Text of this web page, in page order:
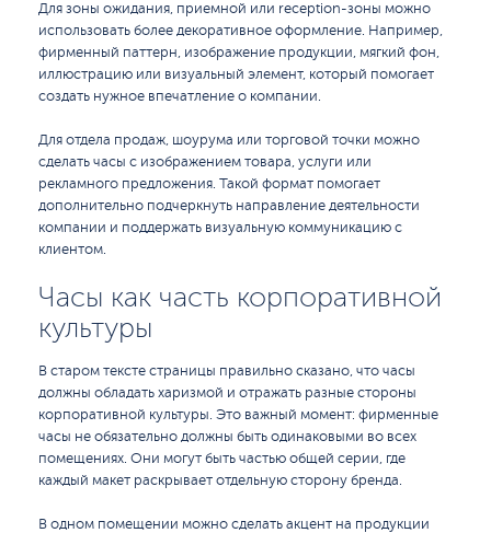
Для зоны ожидания, приемной или reception-зоны можно
использовать более декоративное оформление. Например,
фирменный паттерн, изображение продукции, мягкий фон,
иллюстрацию или визуальный элемент, который помогает
создать нужное впечатление о компании.
Для отдела продаж, шоурума или торговой точки можно
сделать часы с изображением товара, услуги или
рекламного предложения. Такой формат помогает
дополнительно подчеркнуть направление деятельности
компании и поддержать визуальную коммуникацию с
клиентом.
Часы как часть корпоративной
культуры
В старом тексте страницы правильно сказано, что часы
должны обладать харизмой и отражать разные стороны
корпоративной культуры. Это важный момент: фирменные
часы не обязательно должны быть одинаковыми во всех
помещениях. Они могут быть частью общей серии, где
каждый макет раскрывает отдельную сторону бренда.
В одном помещении можно сделать акцент на продукции